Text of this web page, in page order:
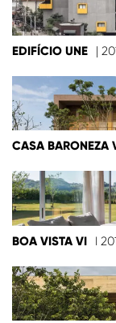
EDIFÍCIO UNE |
CASA BARONEZA
BOA VISTA VI I